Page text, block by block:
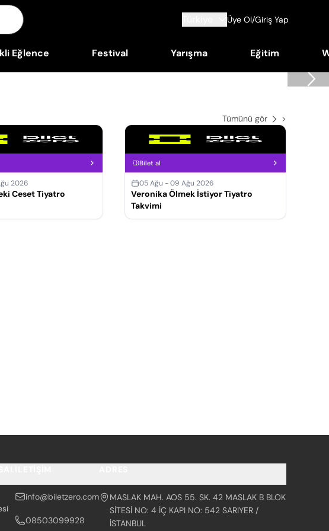
Üye Ol/Giriş Yap
Eğlence Festival Yarışma Eğitim
Tümünü gör >
2026
Ceset Tiyatro
Bilet al
05 Ağu - 09 Ağu 2026
Veronika Ölmek İstiyor Tiyatro
Takvimi
info@biletzero.com
08503099928
MASLAK MAH. AOS 55. SK. 42 MASLAK B BLOK
SİTESİ NO: 4 İÇ KAPI NO: 542 SARIYER /
İSTANBUL